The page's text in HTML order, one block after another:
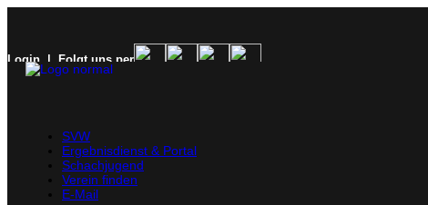
Login | Folgt uns per
SVW
Ergebnisdienst & Portal
Schachjugend
Verein finden
E-Mail